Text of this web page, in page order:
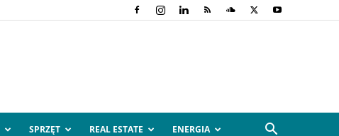
SPRZĘT REAL ESTATE ENERGIA